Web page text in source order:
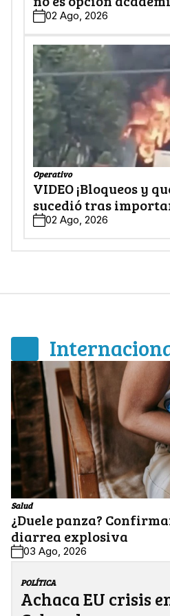
02 Ago, 2026
Operativo
VIDEO ¡Bloqueos y
sucedió tras
02 Ago, 2026
Salud
¿Duele panza?
diarrea explosiva
03 Ago, 2026
POLÍTICA
Achaca EU crisis